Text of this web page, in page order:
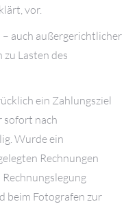
vor.
auch außergerichtlicher
Lasten des
ein Zahlungsziel
sofort nach
Wurde ein
Rechnungen
beim Fotografen zur